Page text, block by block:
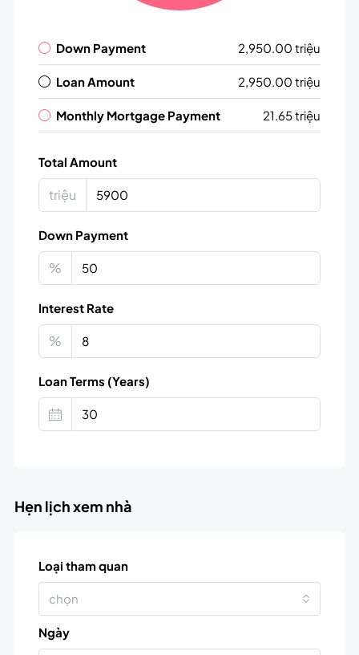
Down Payment 2,950.00 triệu
Loan Amount 2,950.00 triệu
Monthly Mortgage Payment 21.65 triệu
Total Amount
triệu
Down Payment
%
Interest Rate
%
Loan Terms (Years)
Hẹn lịch xem nhà
Loại tham quan
chọn
Ngày